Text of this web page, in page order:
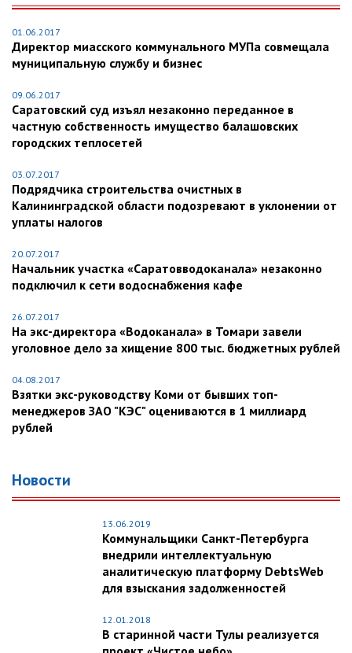
01.06.2017
Директор миасского коммунального МУПа совмещала
муниципальную службу и бизнес
09.06.2017
Саратовский суд изъял незаконно переданное в
частную собственность имущество балашовских
городских теплосетей
03.07.2017
Подрядчика строительства очистных в
Калининградской области подозревают в уклонении от
уплаты налогов
20.07.2017
Начальник участка «Саратовводоканала» незаконно
подключил к сети водоснабжения кафе
26.07.2017
На экс-директора «Водоканала» в Томари завели
уголовное дело за хищение 800 тыс. бюджетных рублей
04.08.2017
Взятки экс-руководству Коми от бывших топ-
менеджеров ЗАО "КЭС" оцениваются в 1 миллиард
рублей
Новости
13.06.2019
Коммунальщики Санкт-Петербурга
внедрили интеллектуальную
аналитическую платформу DebtsWeb
для взыскания задолженностей
12.01.2018
В старинной части Тулы реализуется